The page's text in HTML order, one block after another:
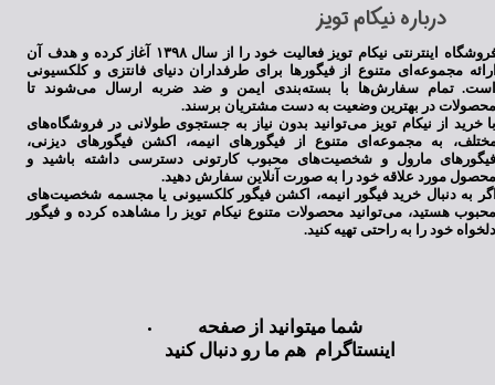
​درباره نیکام تویز
فروشگاه اینترنتی نیکام تویز فعالیت خود را از سال ۱۳۹۸ آغاز کرده و هدف آن
مجموعه‌ای متنوع از فیگورها برای طرفداران دنیای فانتزی و کلکسیونی
تمام سفارش‌ها با بسته‌بندی ایمن و ضد ضربه ارسال می‌شوند تا
در بهترین وضعیت به دست مشتریان برسند.
خرید از نیکام تویز می‌توانید بدون نیاز به جستجوی طولانی در فروشگاه‌های
به مجموعه‌ای متنوع از فیگورهای انیمه، اکشن فیگورهای دیزنی،
مارول و شخصیت‌های محبوب کارتونی دسترسی داشته باشید و
مورد علاقه خود را به صورت آنلاین سفارش دهید.
به دنبال خرید فیگور انیمه، اکشن فیگور کلکسیونی یا مجسمه شخصیت‌های
هستید، می‌توانید محصولات متنوع نیکام تویز را مشاهده کرده و فیگور
خود را به راحتی تهیه کنید.
شما میتوانید از صفحه
اینستاگرام هم ما رو دنبال کنید